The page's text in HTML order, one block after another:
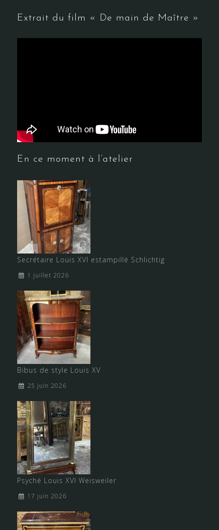
Extrait du film « De main de Maître »
En ce moment à l’atelier
Secrétaire Louis XVI estampillé Schlichtig
1 juillet 2026
Bibus de style Louis XV
25 juin 2026
Psyché Louis XVI Weisweiler
17 juin 2026